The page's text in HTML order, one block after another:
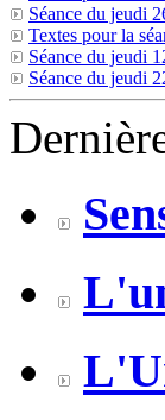
Séance du jeudi
Textes pour la
Séance du jeudi
Séance du jeudi